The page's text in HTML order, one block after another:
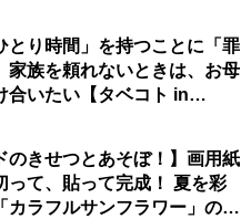
とり時間」を持つことに「罪
家族を頼れないときは、お母
合いたい【タベコト in
のきせつとあそぼ！】画用紙
って、貼って完成！ 夏を彩
カラフルサンフラワー」の作